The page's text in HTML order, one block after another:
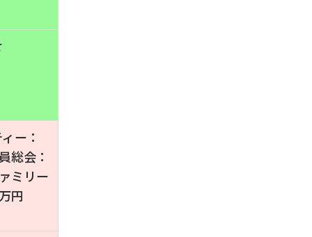
ー：
総会：
ミリー
円